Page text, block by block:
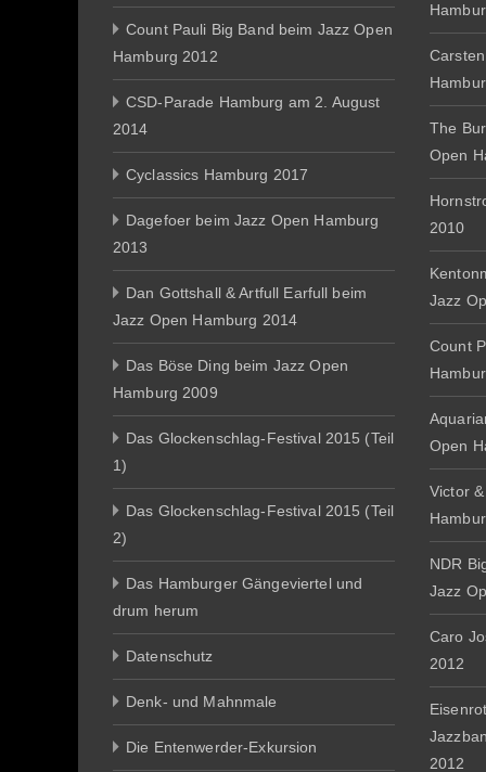
Count Pauli Big Band beim Jazz Open
Hamburg 2012
CSD-Parade Hamburg am 2. August
2014
Cyclassics Hamburg 2017
Dagefoer beim Jazz Open Hamburg
2013
Dan Gottshall & Artfull Earfull beim
Jazz Open Hamburg 2014
Das Böse Ding beim Jazz Open
Hamburg 2009
Das Glockenschlag-Festival 2015 (Teil
1)
Das Glockenschlag-Festival 2015 (Teil
2)
Das Hamburger Gängeviertel und
drum herum
Datenschutz
Denk- und Mahnmale
Die Entenwerder-Exkursion
The
Open
2010
Jazz
Count
Open
Victor
NDR
Jazz
Caro
2012
2012